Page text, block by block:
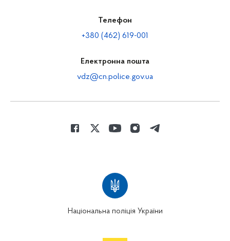
Телефон
+380 (462) 619-001
Електронна пошта
vdz@cn.police.gov.ua
Національна поліція України